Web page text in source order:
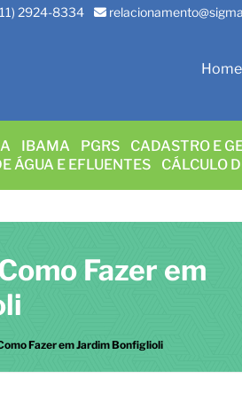
2924-8334
Home
IBAMA PGRS CADASTRO E
ÁGUA E EFLUENTES CÁLCULO
Fazer em
Fazer em Jardim Bonfiglioli